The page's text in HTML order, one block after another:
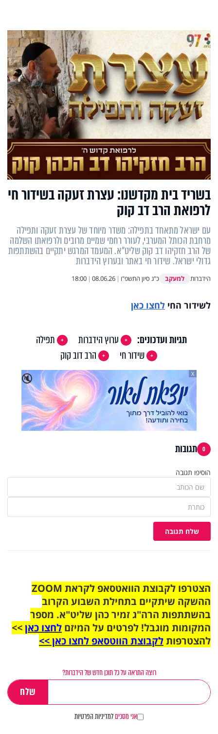
בשריד בית מקדשנו: עצרת זעקה בשידור חי
לרפואת הרב דב קוק
עם ישראל מתאחד בתפילה: משדר מיוחד של עצרת זעקה ותפילה
מרחבת הכותל המערבי, לעורר רחמי שמיים מרובים ולרפואתו השלמה
של הרב חזקיהו דב קוק שליט"א. המעמד המרגש יתקיים בהשתתפות
גדולי ישראל. שידור חי באתר ובערוץ הידברות
הידברות למעקב כ"ג סיון התשפ"ו |
08.06.26
|
18:00
לשידור החי לחצו כאן
תגיות ועדכונים: ערוץ הידברות
תפילה
שידור חי
הרב דוב קוק
🔇
X
0 תגובות
הוסיפו תגובה
שלח תגובה
הצטרפו לקבוצת הוואטסאפ לקראת ZOOM
ההשקה שיתקיים בתחילת השבוע הקרוב
בהשתתפות הרה"ג זמיר כהן שליט"א. מספר
המקומות מוגבל! לפרטים על המיזם לחצו כאן>>
להצטרפותלקבוצת הווטסאפ לחצו כאן >>
רוצה התראה על כל תוכן חדש של הידברות?
אני מסכיםלמדיניות הפרטיות